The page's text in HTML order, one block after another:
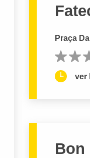
Praça
ver
Bon